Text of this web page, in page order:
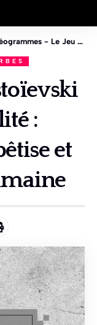
Voyons Voir - Enigmes Quotidiennes et Stéréogrammes - Le Jeu des 1%
:
et